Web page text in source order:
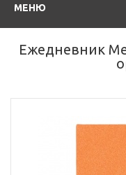
МЕНЮ
Ежедневник